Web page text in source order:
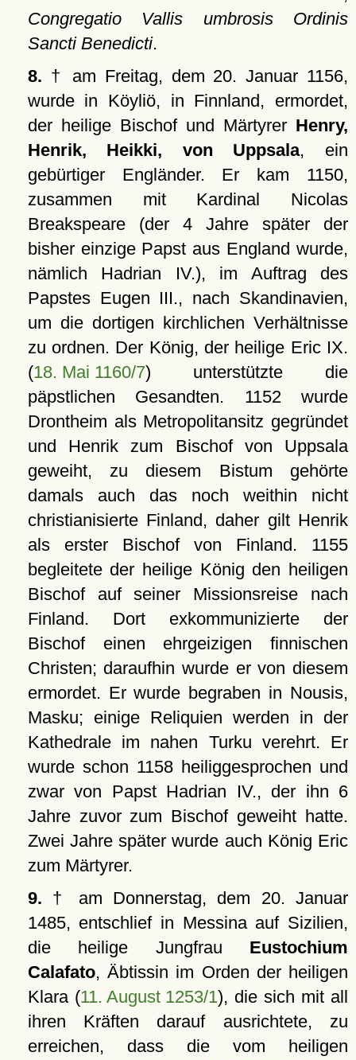
Congregatio Vallis umbrosis Ordinis
Sancti Benedicti.
8. † am Freitag, dem 20. Januar 1156,
wurde in Köyliö, in Finnland, ermordet,
der heilige Bischof und Märtyrer Henry,
Henrik, Heikki, von Uppsala, ein
gebürtiger Engländer. Er kam 1150,
zusammen mit Kardinal Nicolas
Breakspeare (der 4 Jahre später der
bisher einzige Papst aus England wurde,
nämlich Hadrian IV.), im Auftrag des
Papstes Eugen III., nach Skandinavien,
um die dortigen kirchlichen Verhältnisse
zu ordnen. Der König, der heilige Eric IX.
(18. Mai 1160/7) unterstützte die
päpstlichen Gesandten. 1152 wurde
Drontheim als Metropolitansitz gegründet
und Henrik zum Bischof von Uppsala
geweiht, zu diesem Bistum gehörte
damals auch das noch weithin nicht
christianisierte Finland, daher gilt Henrik
als erster Bischof von Finland. 1155
begleitete der heilige König den heiligen
Bischof auf seiner Missionsreise nach
Finland. Dort exkommunizierte der
Bischof einen ehrgeizigen finnischen
Christen; daraufhin wurde er von diesem
ermordet. Er wurde begraben in Nousis,
Masku; einige Reliquien werden in der
Kathedrale im nahen Turku verehrt. Er
wurde schon 1158 heiliggesprochen und
zwar von Papst Hadrian IV., der ihn 6
Jahre zuvor zum Bischof geweiht hatte.
Zwei Jahre später wurde auch König Eric
zum Märtyrer.
9. † am Donnerstag, dem 20. Januar
1485, entschlief in Messina auf Sizilien,
die heilige Jungfrau Eustochium
Calafato, Äbtissin im Orden der heiligen
Klara (11. August 1253/1), die sich mit all
ihren Kräften darauf ausrichtete, zu
erreichen, dass die vom heiligen